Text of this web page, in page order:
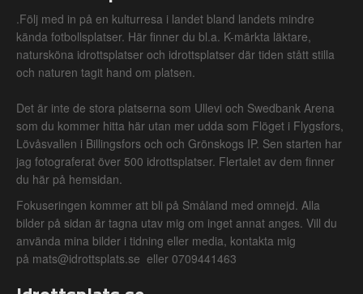
.Följ med in på en kulturresa i landet bland landets mindre
kända fotbollsplatser. Här finner du bl.a. K-märkta läktare,
natursköna idrottsplatser och idrottsplatser där tiden stått stilla
och naturen tagit hand om platsen.
Det är inte de stora platserna som Ullevi och Swedbank Arena
som du kommer hitta här utan mer udda som Flöget i Flygsfors,
Lövåsvallen i Billingsfors och och Grönskogs IP. Sen starten har
jag fotograferat över 500 idrottsplatser. Flertalet av dem finner
du här på hemsidan.
Fokuseringen kommer att bli på Småland med omnejd. Alla
bilder på sidan är tagna utav mig om inget annat anges. Vill du
använda mina bilder i tidning eller media, kontakta mig
på mats@idrottsplats.se eller 0709441463